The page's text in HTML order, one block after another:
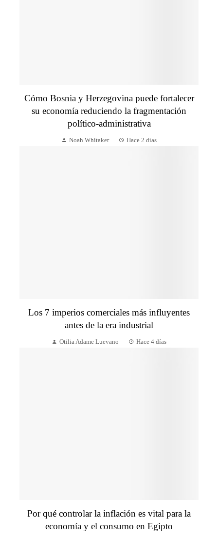
Cómo Bosnia y Herzegovina puede fortalecer
su economía reduciendo la fragmentación
político-administrativa
Noah Whitaker Hace 2 días
Los 7 imperios comerciales más influyentes
antes de la era industrial
Otilia Adame Luevano Hace 4 días
Por qué controlar la inflación es vital para la
economía y el consumo en Egipto